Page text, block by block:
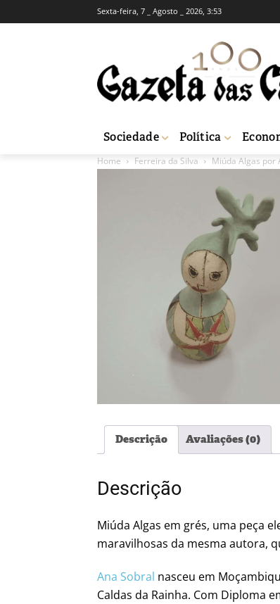
Sexta-feira, 7 _ Agosto _ 2026, 3:53
Sociedade Política
Home Ferreira da Silva Miúda Algas por
Descrição Avaliações (0)
Descrição
Miúda Algas em grés, uma peça
maravilhosas da mesma autora,
Ana Sobral nasceu em
Caldas da Rainha. Com Diploma